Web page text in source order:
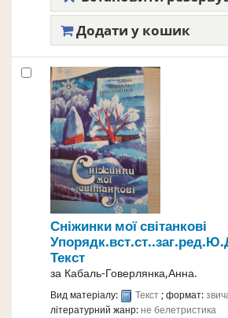
Додати у кошик
Сніжинки мої світанкові
Текст
за Кабаль-Говерлянка,Анна.
Вид матеріалу: Текст; формат:
літературний жанр:не белетристика